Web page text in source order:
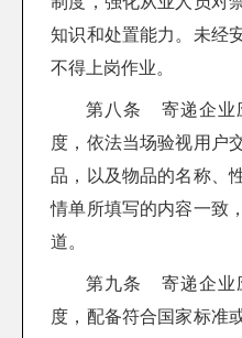
知识和处置能力。未经
不得上岗作业。
第八条 寄递企业
度，依法当场验视用户
品，以及物品的名称、
情单所填写的内容一致
道。
第九条 寄递企业
度，配备符合国家标准